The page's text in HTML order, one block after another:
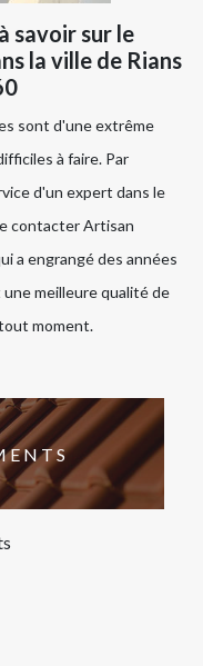
savoir sur le
la ville de Rians
sont d'une extrême
à faire. Par
d'un expert dans le
contacter Artisan
a engrangé des années
meilleure qualité de
moment.